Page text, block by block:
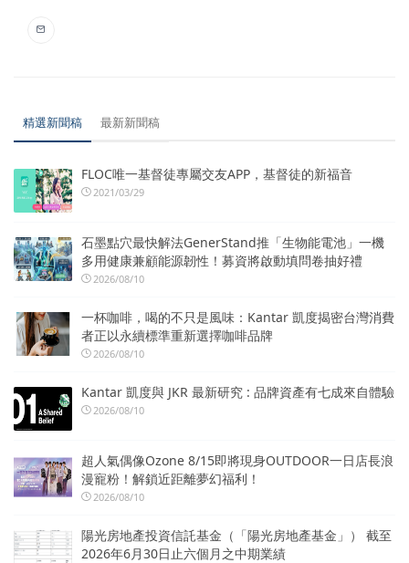
精選新聞稿 最新新聞稿
FLOC唯一基督徒專屬交友APP，基督徒的新福音
2021/03/29
石墨點穴最快解法GenerStand推「生物能電池」一機
多用健康兼顧能源韌性！募資將啟動填問卷抽好禮
2026/08/10
一杯咖啡，喝的不只是風味：Kantar 凱度揭密台灣消費
者正以永續標準重新選擇咖啡品牌
2026/08/10
Kantar 凱度與 JKR 最新研究 : 品牌資產有七成來自體驗
2026/08/10
超人氣偶像Ozone 8/15即將現身OUTDOOR一日店長浪
漫寵粉！解鎖近距離夢幻福利！
2026/08/10
陽光房地產投資信託基金（「陽光房地產基金」） 截至
2026年6月30日止六個月之中期業績